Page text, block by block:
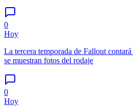
0
Hoy
La tercera temporada de Fallout
se muestran fotos del rodaje
0
Hoy